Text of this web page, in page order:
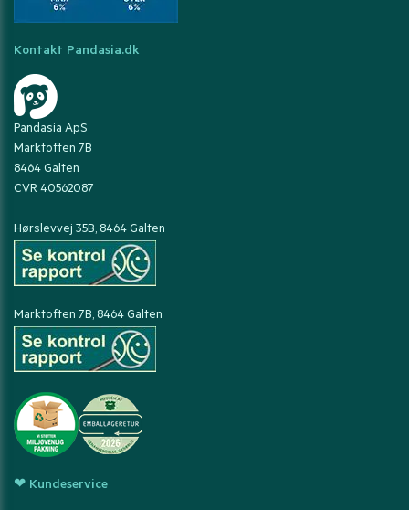
Kontakt Pandasia.dk
Pandasia ApS
Marktoften 7B
8464 Galten
CVR 40562087
Hørslevvej 35B, 8464 Galten
Marktoften 7B, 8464 Galten
❤ Kundeservice